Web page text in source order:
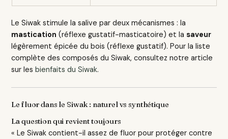
Le Siwak stimule la salive par deux mécanismes : la
mastication (réflexe gustatif-masticatoire) et la saveur
légèrement épicée du bois (réflexe gustatif). Pour la liste
complète des composés du Siwak, consultez notre article
sur lesbienfaits du Siwak.
Le fluor dans le Siwak : naturel vs synthétique
La question qui revient toujours
« Le Siwak contient-il assez de fluor pour protéger contre